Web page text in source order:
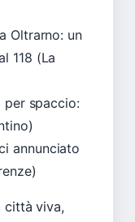
Oltrarno: un
118 (La
per spaccio:
annunciato
città viva,